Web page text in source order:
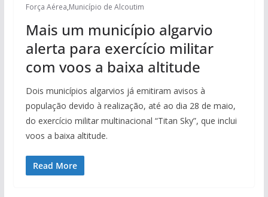
Força Aérea,Município de Alcoutim
Mais um município algarvio
alerta para exercício militar
com voos a baixa altitude
Dois municípios algarvios já emitiram avisos à
população devido à realização, até ao dia 28 de maio,
do exercício militar multinacional “Titan Sky”, que inclui
voos a baixa altitude.
Read More